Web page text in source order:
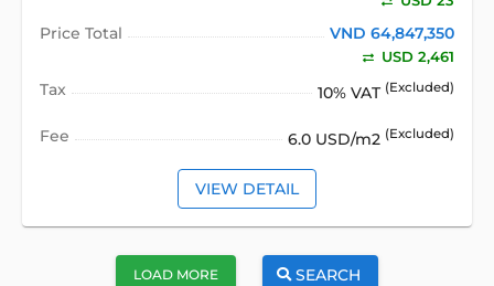
Price Total VND 64,847,350
USD 2,461
Tax 10% VAT (Excluded)
Fee 6.0 USD/m2 (Excluded)
VIEW DETAIL
LOAD MORE SEARCH